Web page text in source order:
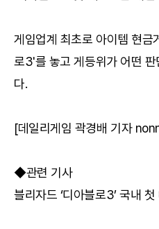
게임업계 최초로 아이템 현금
로3'를 놓고 게등위가 어떤
다.
[데일리게임 곽경배 기자
◆관련 기사
블리자드 ‘디아블로3’ 국내